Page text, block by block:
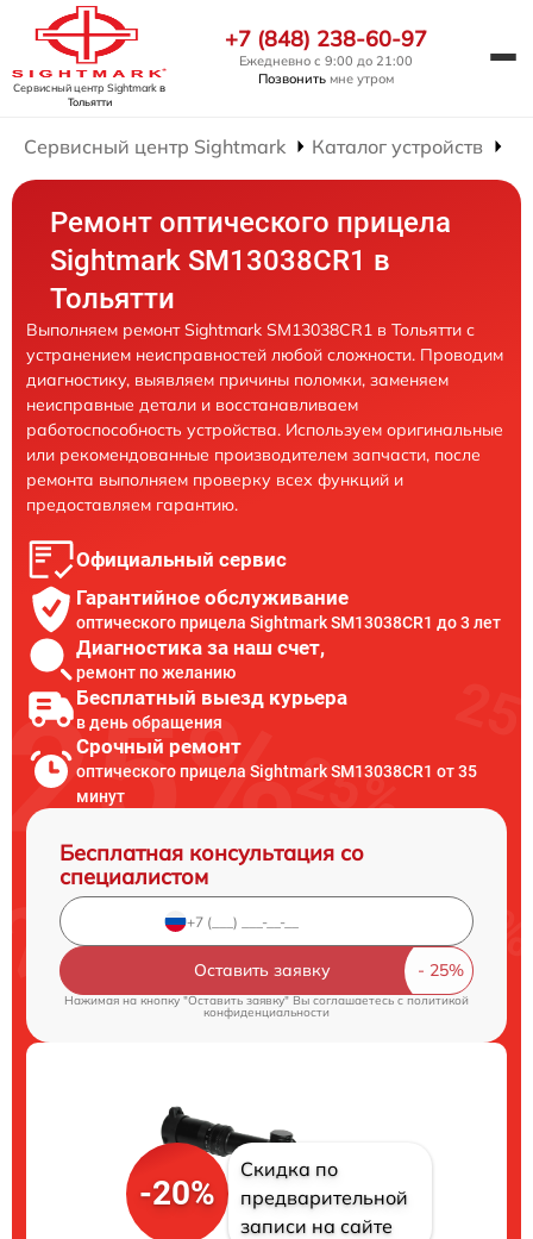
Сервисный центр Sightmarkв
Тольятти
+7 (848) 238-60-97
Ежедневно с 9:00 до 21:00
Позвонить мне утром
Сервисный центр Sightmark Каталог устройств
Ремонт оптического прицела
Sightmark SM13038CR1 в
Тольятти
Выполняем ремонт Sightmark SM13038CR1 в Тольятти с
устранением неисправностей любой сложности. Проводим
диагностику, выявляем причины поломки, заменяем
неисправные детали и восстанавливаем
работоспособность устройства. Используем оригинальные
или рекомендованные производителем запчасти, после
ремонта выполняем проверку всех функций и
предоставляем гарантию.
Официальный сервис
Гарантийное обслуживание
оптического прицела Sightmark SM13038CR1 до 3 лет
Диагностика за наш счет,
ремонт по желанию
Бесплатный выезд курьера
в день обращения
Срочный ремонт
оптического прицела Sightmark SM13038CR1 от 35
минут
Бесплатная консультация со
специалистом
Оставить заявку
Нажимая на кнопку "Оставить заявку" Вы соглашаетесь cполитикой
конфиденциальности
-20%
Скидка по
предварительной
записи на сайте